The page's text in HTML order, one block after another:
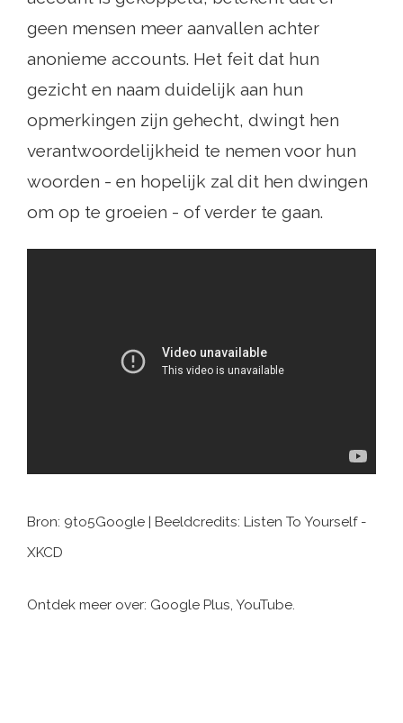
geen mensen meer aanvallen achter
anonieme accounts. Het feit dat hun
gezicht en naam duidelijk aan hun
opmerkingen zijn gehecht, dwingt hen
verantwoordelijkheid te nemen voor hun
woorden - en hopelijk zal dit hen dwingen
om op te groeien - of verder te gaan.
Bron: 9to5Google | Beeldcredits: Listen To Yourself -
XKCD
Ontdek meer over: Google Plus, YouTube.